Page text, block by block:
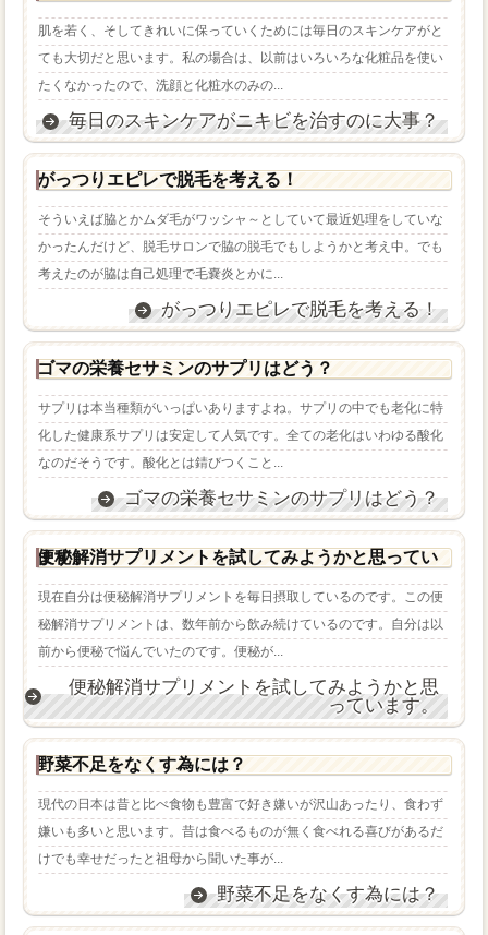
肌を若く、そしてきれいに保っていくためには毎日のスキンケアがと
ても大切だと思います。私の場合は、以前はいろいろな化粧品を使い
たくなかったので、洗顔と化粧水のみの...
毎日のスキンケアがニキビを治すのに大事？
がっつりエピレで脱毛を考える！
そういえば脇とかムダ毛がワッシャ～としていて最近処理をしていな
かったんだけど、脱毛サロンで脇の脱毛でもしようかと考え中。でも
考えたのが脇は自己処理で毛嚢炎とかに...
がっつりエピレで脱毛を考える！
ゴマの栄養セサミンのサプリはどう？
サプリは本当種類がいっぱいありますよね。サプリの中でも老化に特
化した健康系サプリは安定して人気です。全ての老化はいわゆる酸化
なのだそうです。酸化とは錆びつくこと...
ゴマの栄養セサミンのサプリはどう？
便秘解消サプリメントを試してみようかと思っています。
現在自分は便秘解消サプリメントを毎日摂取しているのです。この便
秘解消サプリメントは、数年前から飲み続けているのです。自分は以
前から便秘で悩んでいたのです。便秘が...
便秘解消サプリメントを試してみようかと思
っています。
野菜不足をなくす為には？
現代の日本は昔と比べ食物も豊富で好き嫌いが沢山あったり、食わず
嫌いも多いと思います。昔は食べるものが無く食べれる喜びがあるだ
けでも幸せだったと祖母から聞いた事が...
野菜不足をなくす為には？